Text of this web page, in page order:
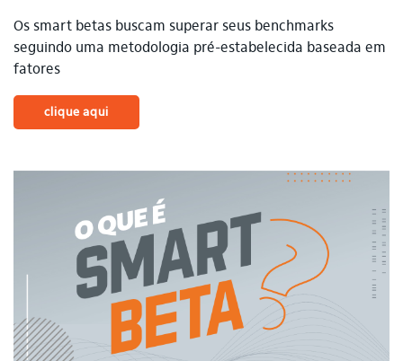
Os smart betas buscam superar seus benchmarks
seguindo uma metodologia pré-estabelecida baseada em
fatores
clique aqui